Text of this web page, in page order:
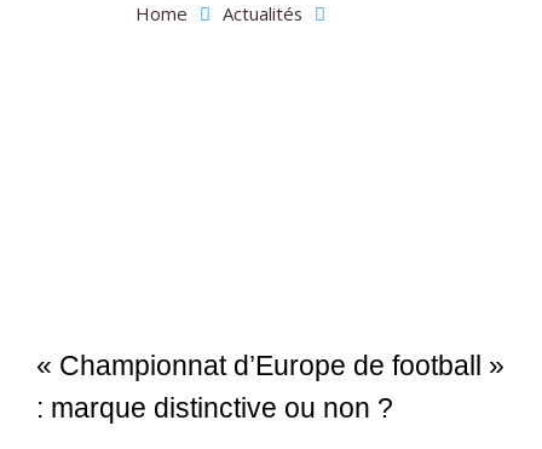
Home Actualités
« Championnat d’Europe de football »
: marque distinctive ou non ?